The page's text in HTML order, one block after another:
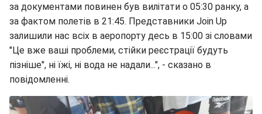
за документами повинен був вилітати о 05:30 ранку, а
за фактом полетів в 21:45. Представники Join Up
залишили нас всіх в аеропорту десь в 15:00 зі словами
"Це вже ваші проблеми, стійки реєстрації будуть
пізніше", ні їжі, ні вода не надали...", - сказано в
повідомленні.